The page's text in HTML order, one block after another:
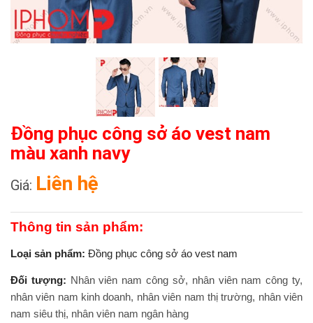
Đồng phục công sở áo vest nam
màu xanh navy
Giá: Liên hệ
Thông tin sản phẩm:
Loại sản phẩm: Đồng phục công sở áo vest nam
Đối tượng: Nhân viên nam công sở, nhân viên nam công ty,
nhân viên nam kinh doanh, nhân viên nam thị trường, nhân viên
nam siêu thị, nhân viên nam ngân hàng